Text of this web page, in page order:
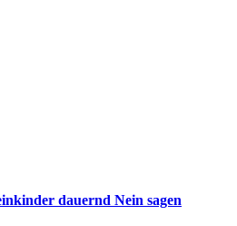
dauernd Nein sagen